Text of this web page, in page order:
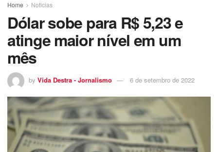
Home Noticias
Dólar sobe para R$ 5,23 e
atinge maior nível em um
mês
by Vida Destra - Jornalismo 6 de setembro de 2022